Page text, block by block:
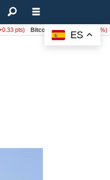
ES
Bitcoin: $62.760,11 UF: